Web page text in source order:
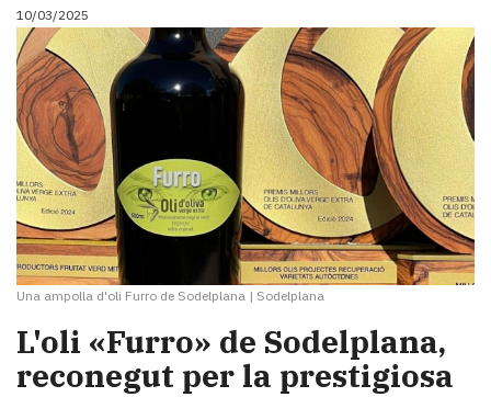
10/03/2025
Una ampolla d'oli Furro de Sodelplana | Sodelplana
L'oli «Furro» de Sodelplana,
reconegut per la prestigiosa